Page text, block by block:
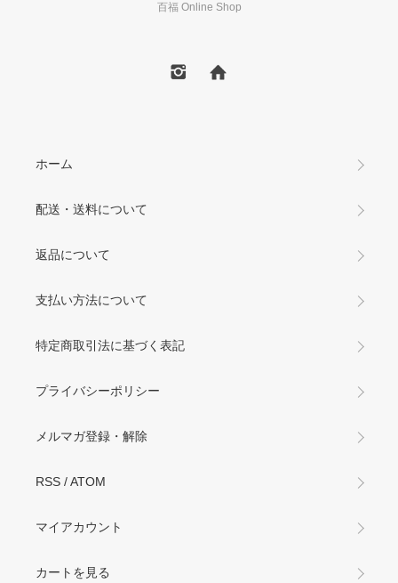
百福 Online Shop
ホーム
配送・送料について
返品について
支払い方法について
特定商取引法に基づく表記
プライバシーポリシー
メルマガ登録・解除
RSS /ATOM
マイアカウント
カートを見る